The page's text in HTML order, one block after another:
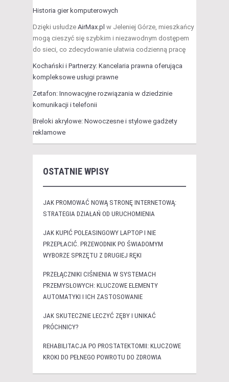
Historia gier komputerowych
Dzięki usłudze AirMax.pl w Jeleniej Górze, mieszkańcy
mogą cieszyć się szybkim i niezawodnym dostępem
do sieci, co zdecydowanie ułatwia codzienną pracę
Kochański i Partnerzy: Kancelaria prawna oferująca
kompleksowe usługi prawne
Zetafon: Innowacyjne rozwiązania w dziedzinie
komunikacji i telefonii
Breloki akrylowe: Nowoczesne i stylowe gadżety
reklamowe
OSTATNIE WPISY
JAK PROMOWAĆ NOWĄ STRONĘ INTERNETOWĄ:
STRATEGIA DZIAŁAŃ OD URUCHOMIENIA
JAK KUPIĆ POLEASINGOWY LAPTOP I NIE
PRZEPŁACIĆ. PRZEWODNIK PO ŚWIADOMYM
WYBORZE SPRZĘTU Z DRUGIEJ RĘKI
PRZEŁĄCZNIKI CIŚNIENIA W SYSTEMACH
PRZEMYSŁOWYCH: KLUCZOWE ELEMENTY
AUTOMATYKI I ICH ZASTOSOWANIE
JAK SKUTECZNIE LECZYĆ ZĘBY I UNIKAĆ
PRÓCHNICY?
REHABILITACJA PO PROSTATEKTOMII: KLUCZOWE
KROKI DO PEŁNEGO POWROTU DO ZDROWIA